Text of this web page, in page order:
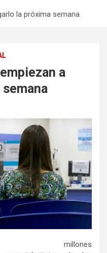
la próxima semana
a